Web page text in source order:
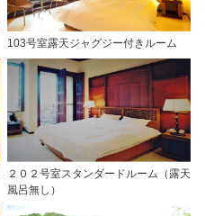
103号室露天ジャグジー付きルーム
２０２号室スタンダードルーム（露天
風呂無し）